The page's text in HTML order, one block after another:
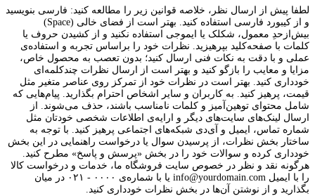
لطفا پیش از ارسال نظر، خلاصه قوانین زیر را مطالعه کنید: فارسی بنویسید
و از کیبورد فارسی استفاده کنید. بهتر است از فضای خالی (Space)
بیش‌از‌حدِ معمول، شکلک یا ایموجی استفاده نکنید و از کشیدن حروف یا
کلمات با صفحه‌کلید بپرهیزید. نظرات خود را براساس تجربه و استفاده‌ی
عملی و با دقت به نکات فنی ارسال کنید؛ بدون تعصب به محصول خاص،
مزایا و معایب را بازگو کنید و بهتر است از ارسال نظرات چندکلمه‌‌ای
خودداری کنید. بهتر است در نظرات خود از تمرکز روی عناصر متغیر مثل
قیمت، پرهیز کنید. به کاربران و سایر اشخاص احترام بگذارید. پیام‌هایی که
شامل محتوای توهین‌آمیز و کلمات نامناسب باشند، حذف می‌شوند. از
ارسال لینک‌های سایت‌های دیگر و ارایه‌ی اطلاعات شخصی خودتان مثل
شماره تماس، ایمیل و آی‌دی شبکه‌های اجتماعی پرهیز کنید. با توجه به
ساختار بخش نظرات، از پرسیدن سوال یا درخواست راهنمایی در این بخش
خودداری کرده و سوالات خود را در بخش «پرسش و پاسخ» مطرح کنید.
هرگونه نقد و نظر در خصوص سایت فروشگاه ما، خدمات و درخواست کالا
را با ایمیل info@yourdomain.com یا با شماره‌ی ۰۰۰۰ - ۰۲۱ در میان
بگذارید و از نوشتن آن‌ها در بخش نظرات خودداری کنید.